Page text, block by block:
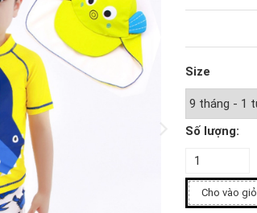
Size
Số lượng:
Cho vào